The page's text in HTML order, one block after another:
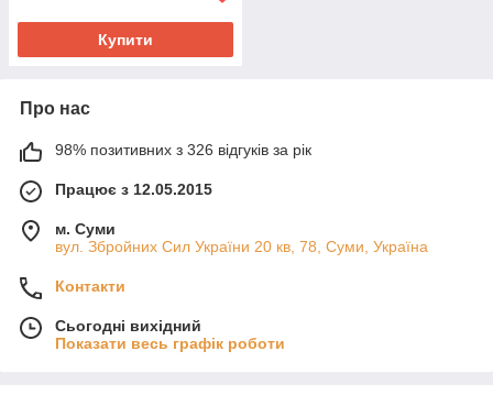
Купити
Про нас
98% позитивних з 326 відгуків за рік
Працює з 12.05.2015
м. Суми
вул. Збройних Сил України 20 кв, 78, Суми, Україна
Контакти
Сьогодні вихідний
Показати весь графік роботи